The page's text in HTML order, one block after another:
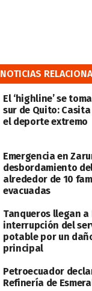
NOTICIAS
El ‘highline’ se
sur de Quito:
el deporte extremo
Emergencia en
desbordamiento
alrededor de 10
evacuadas
Tanqueros llegan a
interrupción del
potable por un
principal
Petroecuador
Refinería de